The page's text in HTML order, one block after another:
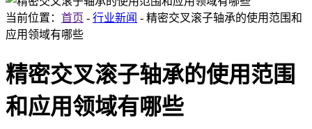
当前位置： 首页 - 行业新闻 - 精密交叉滚子轴承的使用范围和
应用领域有哪些
精密交叉滚子轴承的使用范围
和应用领域有哪些